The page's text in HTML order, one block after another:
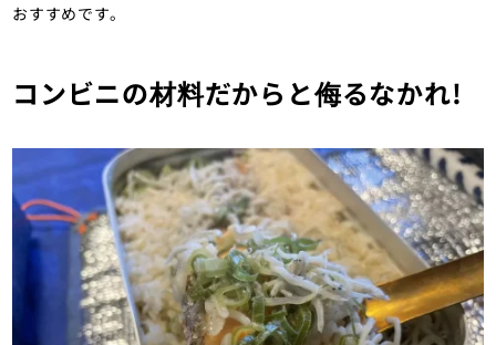
おすすめです。
コンビニの材料だからと侮るなかれ!